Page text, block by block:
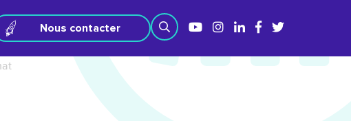
Nous contacter